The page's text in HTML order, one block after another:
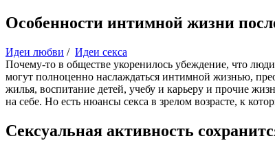
Особенности интимной жизни
Идеи любви / Идеи секса
Почему-то в обществе укоренилось убеждение, что
могут полноценно наслаждаться интимной жизнью,
жилья, воспитание детей, учебу и карьеру и прочие
на себе. Но есть нюансы секса в зрелом возрасте, к
Сексуальная активность